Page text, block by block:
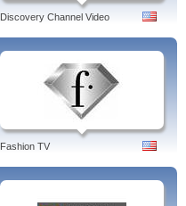
Discovery Channel Video
Fashion TV